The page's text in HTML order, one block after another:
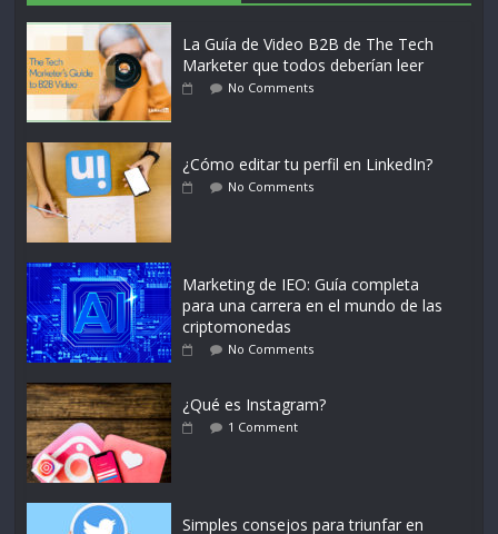
La Guía de Video B2B de The Tech
Marketer que todos deberían leer
No Comments
¿Cómo editar tu perfil en LinkedIn?
No Comments
Marketing de IEO: Guía completa
para una carrera en el mundo de las
criptomonedas
No Comments
¿Qué es Instagram?
1 Comment
Simples consejos para triunfar en